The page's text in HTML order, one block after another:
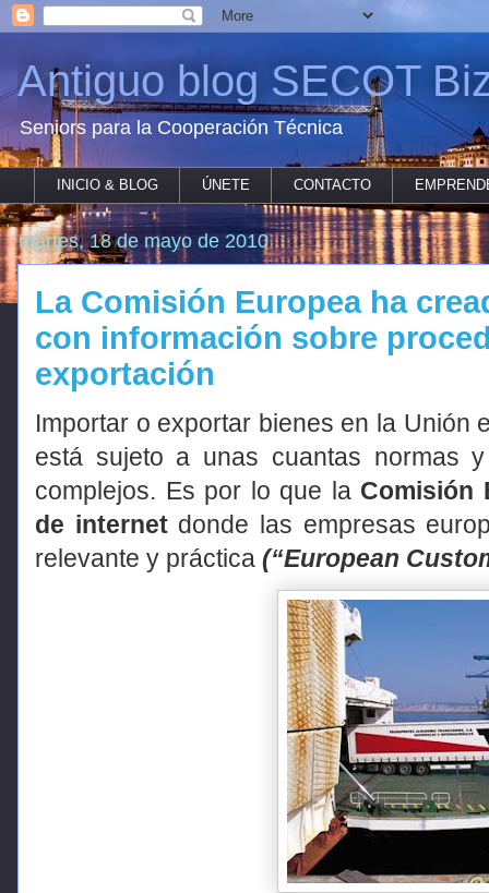
Antiguo blog SECOT
Seniors para la Cooperación Técnica
INICIO & BLOG ÚNETE CONTACTO
martes, 18 de mayo de 2010
La Comisión Europea ha
con información sobre
exportación
Importar o exportar bienes en la Unión
está sujeto a unas cuantas normas
complejos. Es por lo que la Comisión
de internetdonde las empresas
relevante y práctica (“European